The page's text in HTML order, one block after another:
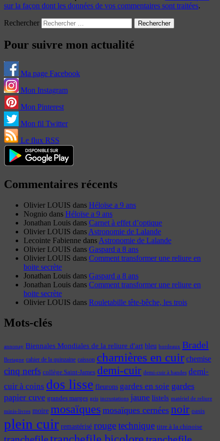
sur la façon dont les données de vos commentaires sont traitées.
Rechercher
Pour suivre mon actualité
Ma page Facebook
Mon Instagram
Mon Pinterest
Mon fil Twitter
Le flux RSS
Commentaires récents
Olivier LOUIS dans Héloïse a 9 ans
Nognio dans Héloïse a 9 ans
Jonathan Louis dans Carnet à effet d’optique
Olivier LOUIS dans Astronomie de Lalande
Lecointe Fabienne dans Astronomie de Lalande
Olivier LOUIS dans Gaspard a 8 ans
Olivier LOUIS dans Comment transformer une reliure en
boite secrète
Jonathan Louis dans Gaspard a 8 ans
Jonathan Louis dans Comment transformer une reliure en
boite secrète
Olivier LOUIS dans Rouletabille tête-bêche, les trois
Mots-clés
annonay Biennales Mondiales de la reliure d'art bleu bordeaux Bradel
Bretagne cahier de la quinzaine caisson charnières en cuir chemise
cinq nerfs collège Saint-James demi-cuir demi-cuir à bandes demi-
cuir à coins dos lisse fleurons gardes en soie gardes
papier cuve grandes marges gris incrustations jaune listels matériel de reliure
minis-livres moire mosaïques mosaïques cernées noir oasis
plein cuir remastérisé rougetechnique titre à la chinoise